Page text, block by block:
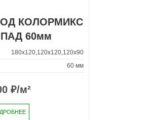
КОЛОРМИКС
60мм
180x120,120x120,120x90
60 мм
₽/м²